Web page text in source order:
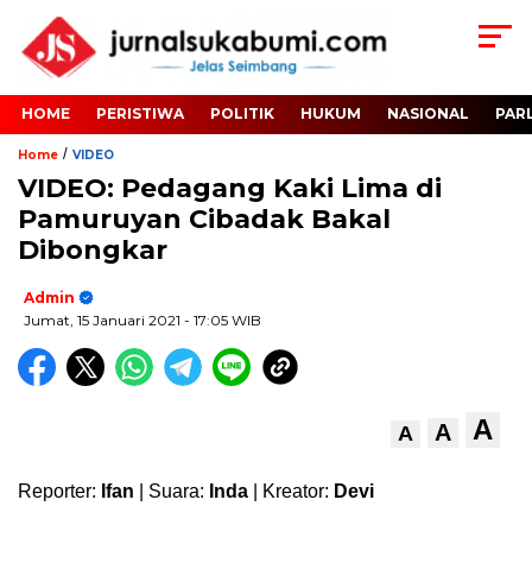
HOME PERISTIWA POLITIK HUKUM NASIONAL
Home / VIDEO
VIDEO: Pedagang Kaki Lima di
Pamuruyan Cibadak Bakal
Dibongkar
Admin
Jumat, 15 Januari 2021 - 17:05 WIB
A A A
Reporter: Ifan | Suara: Inda | Kreator: Devi